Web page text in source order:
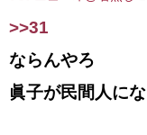
>>31
ならんやろ
眞子が民間人に